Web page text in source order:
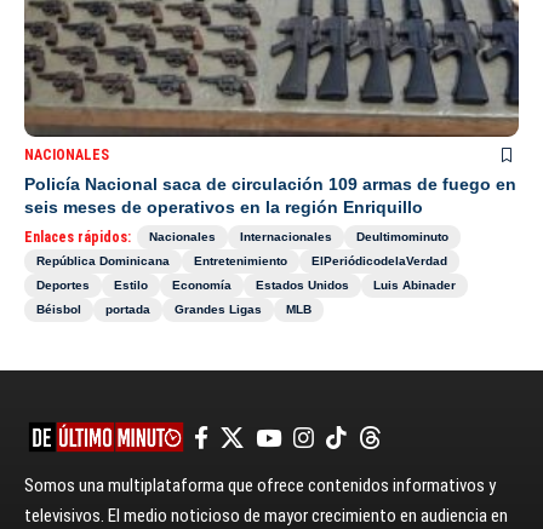
NACIONALES
Policía Nacional saca de circulación 109 armas de fuego en
seis meses de operativos en la región Enriquillo
Enlaces rápidos: Nacionales Internacionales
Deultimominuto
República Dominicana
Entretenimiento
ElPeriódicodelaVerdad
Deportes
Estilo Economía Estados Unidos
Luis Abinader
Béisbol
portada Grandes Ligas MLB
Somos una multiplataforma que ofrece contenidos informativos y
televisivos. El medio noticioso de mayor crecimiento en audiencia en